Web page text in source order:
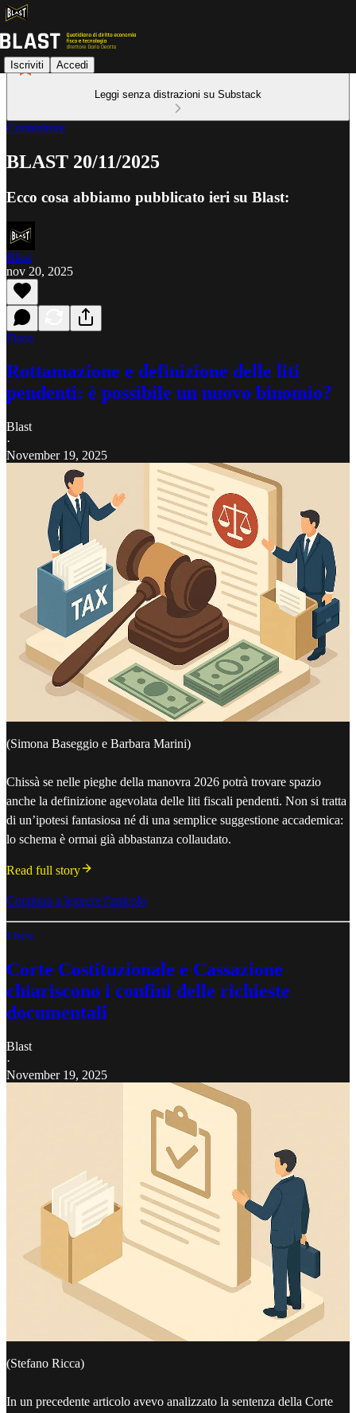
Iscriviti Accedi
Leggi senza distrazioni su Substack
Contenitore
BLAST 20/11/2025
Ecco cosa abbiamo pubblicato ieri su Blast:
Blast
nov 20, 2025
Fisco
Rottamazione e definizione delle liti
pendenti: è possibile un nuovo binomio?
Blast
·
November 19, 2025
(Simona Baseggio e Barbara Marini)
Chissà se nelle pieghe della manovra 2026 potrà trovare spazio
anche la definizione agevolata delle liti fiscali pendenti. Non si tratta
di un’ipotesi fantasiosa né di una semplice suggestione accademica:
lo schema è ormai già abbastanza collaudato.
Read full story
Continua a leggere l'articolo
Fisco
Corte Costituzionale e Cassazione
chiariscono i confini delle richieste
documentali
Blast
·
November 19, 2025
(Stefano Ricca)
In un precedente articolo avevo analizzato la sentenza della Corte